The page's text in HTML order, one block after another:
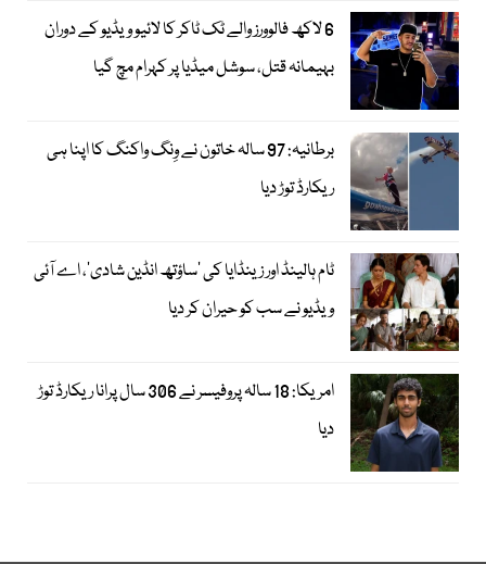
6 لاکھ فالوورز والے ٹک ٹاکر کا لائیو ویڈیو کے دوران
بہیمانہ قتل، سوشل میڈیا پر کہرام مچ گیا
برطانیہ: 97 سالہ خاتون نے وِنگ واکنگ کا اپنا ہی
ریکارڈ توڑ دیا
ٹام ہالینڈ اور زینڈایا کی ’ساؤتھ انڈین شادی‘، اے آئی
ویڈیو نے سب کو حیران کر دیا
امریکا: 18 سالہ پروفیسر نے 306 سال پرانا ریکارڈ توڑ
دیا